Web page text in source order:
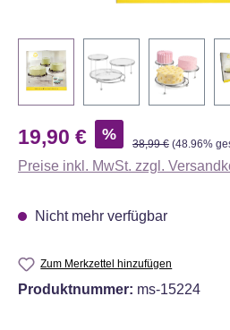
Verkaufspreis:
19,90 € % Regulärer Preis:
38,99 € (48.96%
Preise inkl. MwSt. zzgl.
Nicht mehr verfügbar
Zum Merkzettel hinzufügen
Produktnummer: ms-15224